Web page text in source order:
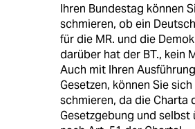
Ihren Bundestag können
schmieren, ob ein
für die MR. und die
darüber hat der BT., kein
Auch mit Ihren
Gesetzen, können Sie
schmieren, da die Charta
Gesetzgebung und selbst